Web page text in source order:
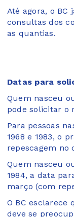
Até agora, o BC
consultas dos
as quantias.
Datas para
Quem nasceu
pode solicitar o
Para pessoas
1968 e 1983, o
repescagem no
Quem nasceu
1984, a data
março (com
O BC esclarece
deve se